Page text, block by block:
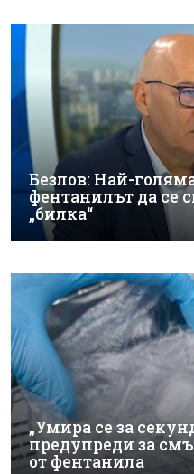
Безлов: Най-
фентанилът да се
„билка“
„Умира се за
предупреди за
от фентанила